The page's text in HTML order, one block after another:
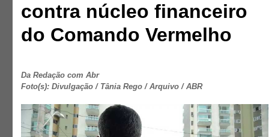
contra núcleo financeiro
do Comando Vermelho
Da Redação com Abr
Foto(s): Divulgação / Tânia Rego / Arquivo / ABR